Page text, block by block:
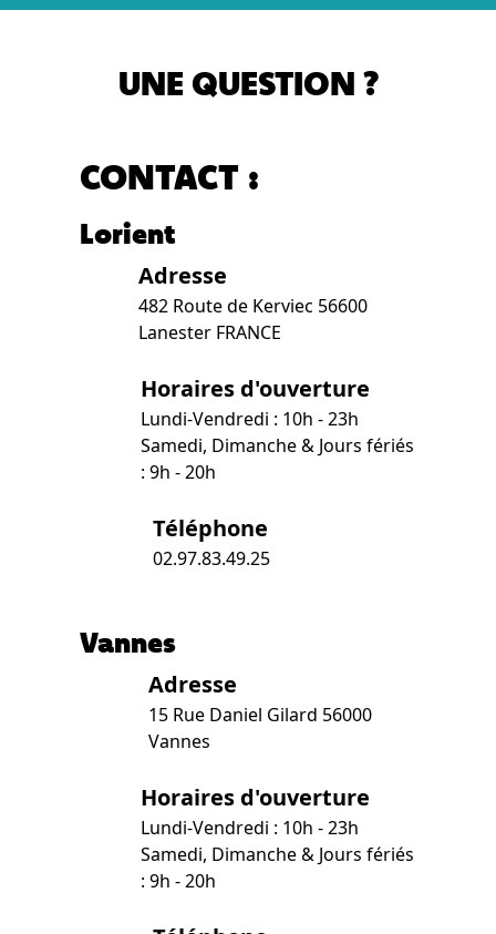
UNE QUESTION ?
CONTACT :
Lorient
Adresse
482 Route de Kerviec 56600
Lanester FRANCE
Horaires d'ouverture
Lundi-Vendredi : 10h - 23h
Samedi, Dimanche & Jours fériés
: 9h - 20h
Téléphone
02.97.83.49.25
Vannes
Adresse
15 Rue Daniel Gilard 56000
Vannes
Horaires d'ouverture
Lundi-Vendredi : 10h - 23h
Samedi, Dimanche & Jours fériés
: 9h - 20h